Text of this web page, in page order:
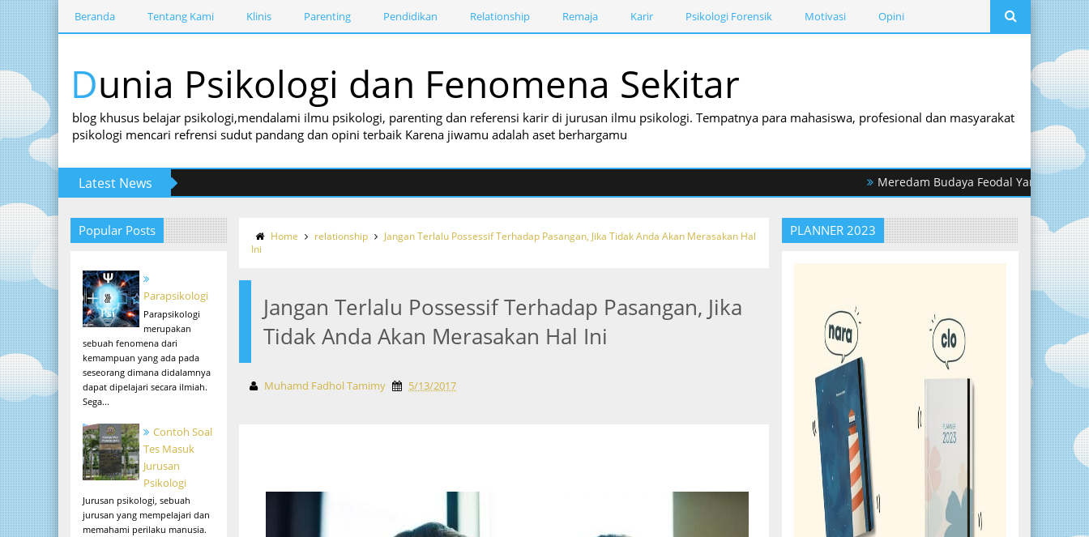
Beranda Tentang Kami Klinis Parenting Pendidikan Relationship Remaja Karir Psikologi Forensik Motivasi Opini
Dunia Psikologi dan Fenomena Sekitar
blog khusus belajar psikologi,mendalami ilmu psikologi, parenting dan referensi karir di jurusan ilmu psikologi. Tempatnya para mahasiswa, profesional dan masyarakat
psikologi mencari refrensi sudut pandang dan opini terbaik Karena jiwamu adalah aset berhargamu
Latest News Meredam Budaya Feodal Yang Memantik
Popular Posts
Parapsikologi
Parapsikologi
merupakan
sebuah fenomena dari
kemampuan yang ada pada
seseorang dimana didalamnya
dapat dipelajari secara ilmiah.
Sega...
Contoh Soal
Tes Masuk
Jurusan
Psikologi
Jurusan psikologi, sebuah
jurusan yang mempelajari dan
memahami perilaku manusia.
Home relationship
Jangan Terlalu Possessif Terhadap Pasangan, Jika Tidak Anda Akan Merasakan Hal
Ini
Jangan Terlalu Possessif Terhadap Pasangan, Jika
Tidak Anda Akan Merasakan Hal Ini
Muhamd Fadhol Tamimy 5/13/2017
PLANNER 2023